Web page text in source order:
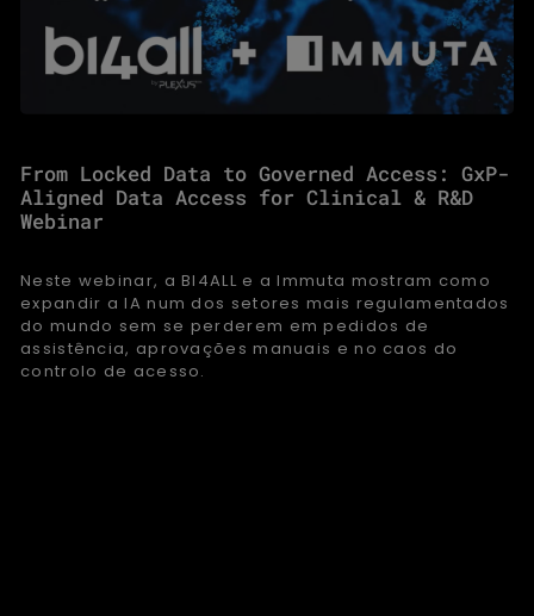
From Locked Data to Governed Access: GxP-
Aligned Data Access for Clinical & R&D
Webinar
Neste webinar, a BI4ALL e a Immuta mostram como
expandir a IA num dos setores mais regulamentados
do mundo sem se perderem em pedidos de
assistência, aprovações manuais e no caos do
controlo de acesso.